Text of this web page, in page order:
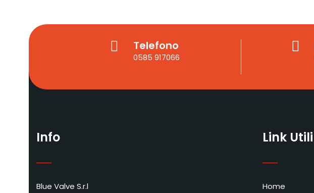
Telefono
0585 917066
Info
Blue Valve S.r.l
Link Utili
Home